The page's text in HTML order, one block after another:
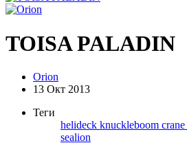
TOISA PALADIN
Orion
13 Окт 2013
Теги
helideck knuckleboom crane
sealion